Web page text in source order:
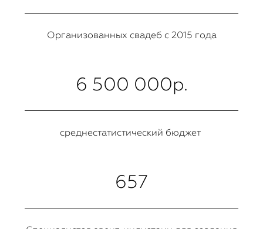
Организованных свадеб с 2015 года
6 500 000р.
среднестатистический бюджет
657